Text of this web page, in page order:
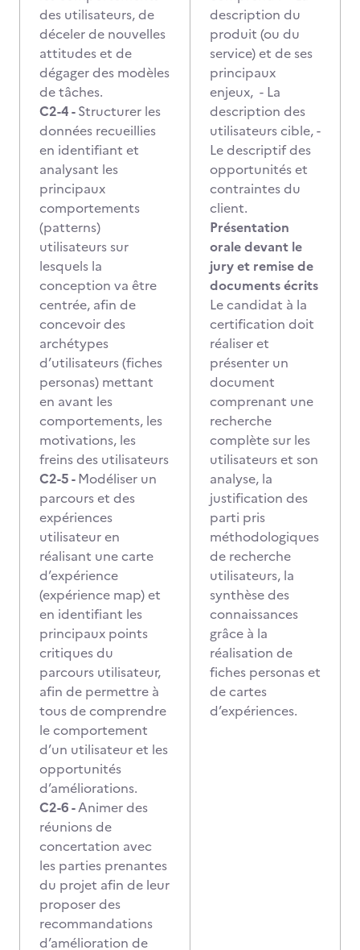
des utilisateurs, de
déceler de nouvelles
attitudes et de
dégager des modèles
de tâches.
C2-4 -Structurer les
données recueillies
en identifiant et
analysant les
principaux
comportements
(patterns)
utilisateurs sur
lesquels la
conception va être
centrée, afin de
concevoir des
archétypes
d’utilisateurs (fiches
personas) mettant
en avant les
comportements, les
motivations, les
freins des utilisateurs
C2-5 -Modéliser un
parcours et des
expériences
utilisateur en
réalisant une carte
d’expérience
(expérience map) et
en identifiant les
principaux points
critiques du
parcours utilisateur,
afin de permettre à
tous de comprendre
le comportement
d’un utilisateur et les
opportunités
d’améliorations.
C2-6 -Animer des
réunions de
concertation avec
les parties prenantes
du projet afin de leur
proposer des
recommandations
d’amélioration de
description du
produit (ou du
service) et de ses
principaux
enjeux, - La
description des
utilisateurs cible, -
Le descriptif des
opportunités et
contraintes du
client.
Présentation
orale devant le
jury et remise de
documents écrits
Le candidat à la
certification doit
réaliser et
présenter un
document
comprenant une
recherche
complète sur les
utilisateurs et son
analyse, la
justification des
parti pris
méthodologiques
de recherche
utilisateurs, la
synthèse des
connaissances
grâce à la
réalisation de
fiches personas et
de cartes
d’expériences.